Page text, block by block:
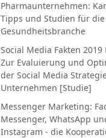
Pharmaunternehmen:
Tipps und Studien für die
Gesundheitsbranche
Social Media Fakten 2019
Zur Evaluierung und
der Social Media
Unternehmen [Studie]
Messenger Marketing:
Messenger, WhatsApp
Instagram - die